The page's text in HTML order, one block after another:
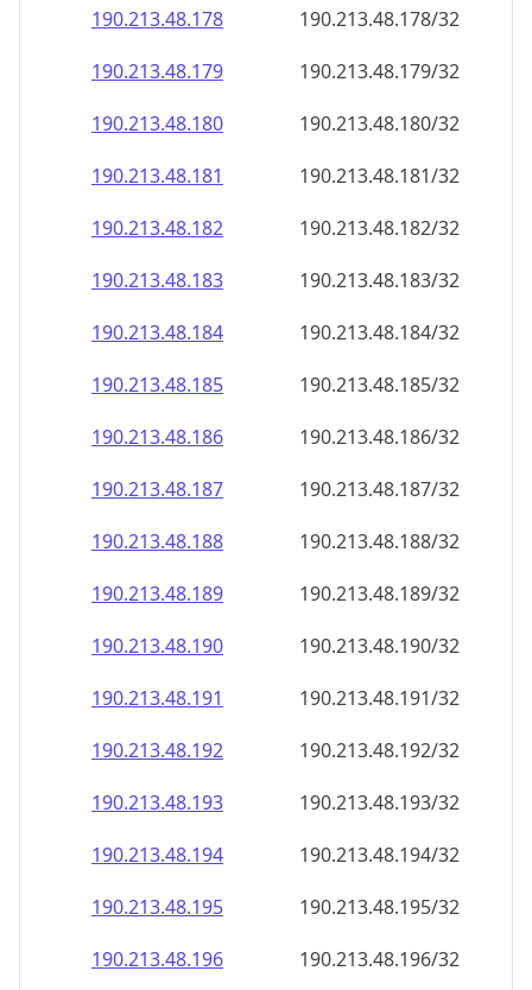
190.213.48.178
190.213.48.178/32
190.213.48.179
190.213.48.179/32
190.213.48.180
190.213.48.180/32
190.213.48.181
190.213.48.181/32
190.213.48.182
190.213.48.182/32
190.213.48.183
190.213.48.183/32
190.213.48.184
190.213.48.184/32
190.213.48.185
190.213.48.185/32
190.213.48.186
190.213.48.186/32
190.213.48.187
190.213.48.187/32
190.213.48.188
190.213.48.188/32
190.213.48.189
190.213.48.189/32
190.213.48.190
190.213.48.190/32
190.213.48.191
190.213.48.191/32
190.213.48.192
190.213.48.192/32
190.213.48.193
190.213.48.193/32
190.213.48.194
190.213.48.194/32
190.213.48.195
190.213.48.195/32
190.213.48.196
190.213.48.196/32